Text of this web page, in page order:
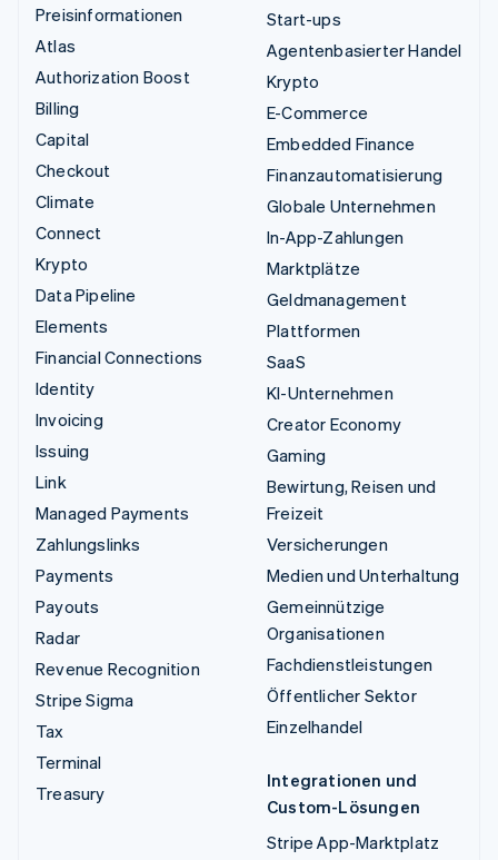
Preisinformationen
Atlas
Authorization Boost
Billing
Capital
Checkout
Climate
Connect
Krypto
Data Pipeline
Elements
Financial Connections
Identity
Invoicing
Issuing
Link
Managed Payments
Zahlungslinks
Payments
Payouts
Radar
Revenue Recognition
Stripe Sigma
Tax
Terminal
Treasury
Start-ups
Agentenbasierter Handel
Krypto
E-Commerce
Embedded Finance
Finanzautomatisierung
Globale Unternehmen
In-App-Zahlungen
Marktplätze
Geldmanagement
Plattformen
SaaS
KI-Unternehmen
Creator Economy
Gaming
Bewirtung, Reisen und
Freizeit
Versicherungen
Medien und Unterhaltung
Gemeinnützige
Organisationen
Fachdienstleistungen
Öffentlicher Sektor
Einzelhandel
Integrationen und
Custom-Lösungen
Stripe App-Marktplatz